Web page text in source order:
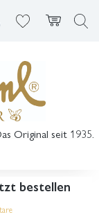
Original seit 1935.
bestellen